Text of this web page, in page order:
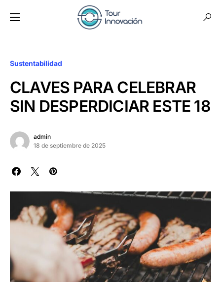
Sustentabilidad
CLAVES PARA CELEBRAR
SIN DESPERDICIAR ESTE 18
admin
18 de septiembre de 2025